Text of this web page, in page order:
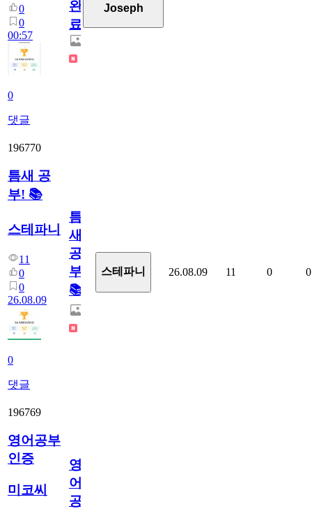
0
0
00:57
0
댓글
완
료
Joseph
196770
틈새 공
부! 📚
스테파니
11
0
0
26.08.09
0
댓글
틈
새
공
부!
📚
스테파니 26.08.09 11 0 0
196769
영어공부
인증
미코씨
영
어
공